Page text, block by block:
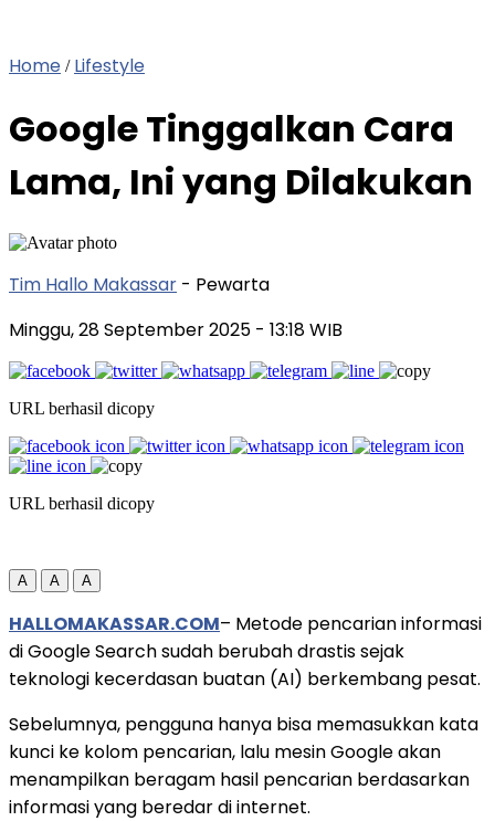
Home / Lifestyle
Google Tinggalkan Cara
Lama, Ini yang Dilakukan
Tim Hallo Makassar - Pewarta
Minggu, 28 September 2025 - 13:18 WIB
URL berhasil dicopy
URL berhasil dicopy
A A A
HALLOMAKASSAR.COM– Metode pencarian informasi
di Google Search sudah berubah drastis sejak
teknologi kecerdasan buatan (AI) berkembang pesat.
Sebelumnya, pengguna hanya bisa memasukkan kata
kunci ke kolom pencarian, lalu mesin Google akan
menampilkan beragam hasil pencarian berdasarkan
informasi yang beredar di internet.